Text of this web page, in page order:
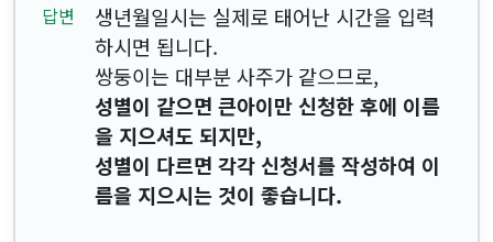
생년월일시는 실제로 태어난 시간을 입력
하시면 됩니다.
쌍둥이는 대부분 사주가 같으므로,
성별이 같으면 큰아이만 신청한 후에 이름
을 지으셔도 되지만,
성별이 다르면 각각 신청서를 작성하여 이
름을 지으시는 것이 좋습니다.